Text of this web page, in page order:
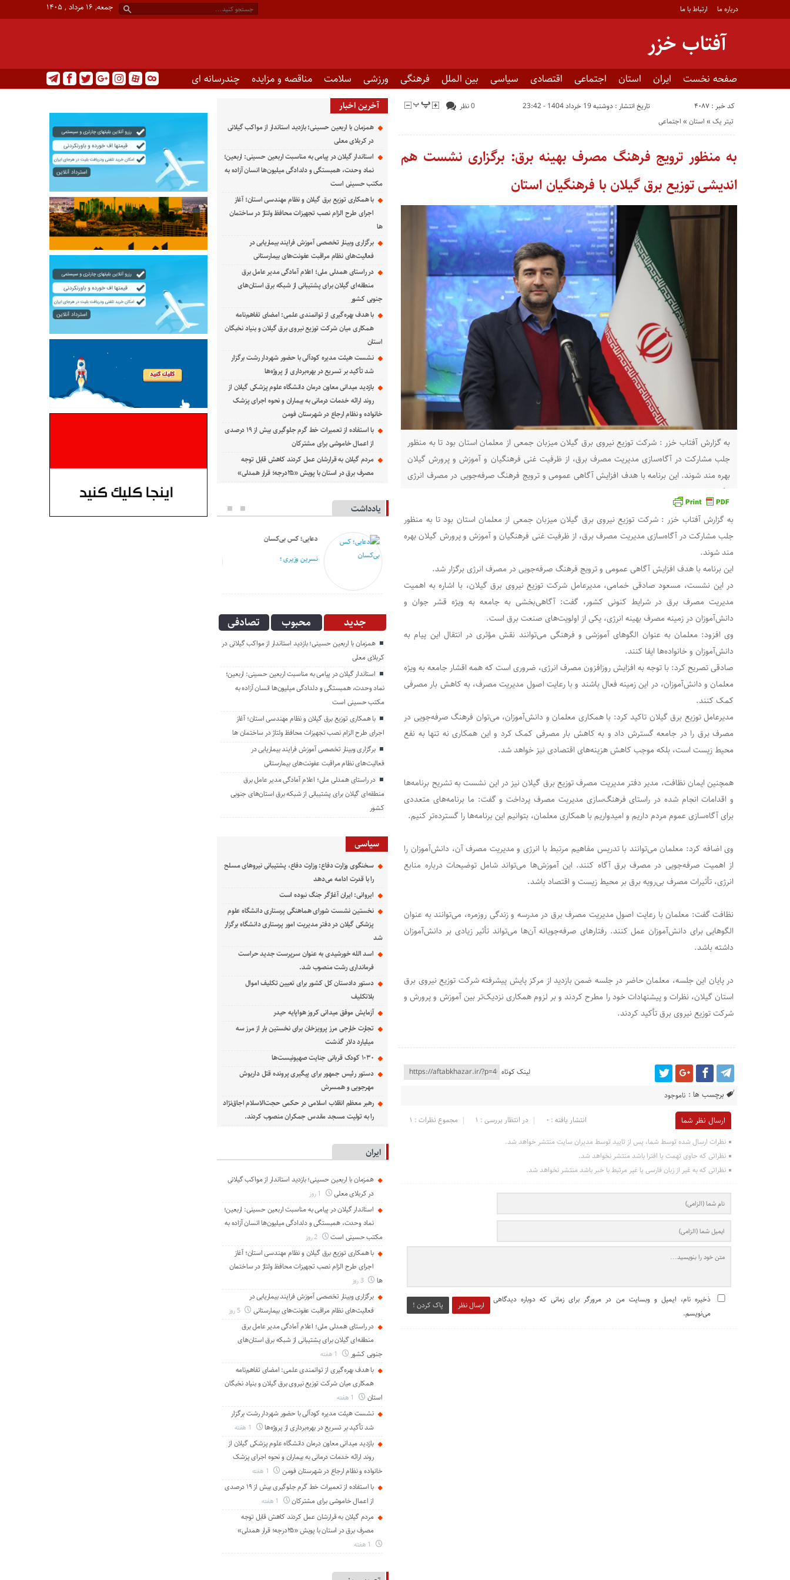
درباره ما ارتباط با ما جمعه, ۱۶ مرداد , ۱۴۰۵
آفتاب خزر
صفحه نخست ایران استان اجتماعی اقتصادی سیاسی بین الملل فرهنگی ورزشی سلامت مناقصه و مزایده چندرسانه ای
کد خبر : 4087 تاریخ انتشار : دوشنبه 19 خرداد 1404 - 23:42
0 نظر
اجتماعی « استان « تیتر یک
به منظور ترویج فرهنگ مصرف بهینه برق: برگزاری نشست هم
اندیشی توزیع برق گیلان با فرهنگیان استان
به گزارش آفتاب خزر : شرکت توزیع نیروی برق گیلان میزبان جمعی از معلمان استان بود تا به منظور
جلب مشارکت در آگاه‌سازی مدیریت مصرف برق، از ظرفیت غنی فرهنگیان و آموزش و پرورش گیلان
بهره مند شوند. این برنامه با هدف افزایش آگاهی عمومی و ترویج فرهنگ صرفه‌جویی در مصرف انرژی
برگزار شد. در
به گزارش آفتاب خزر : شرکت توزیع نیروی برق گیلان میزبان جمعی از معلمان استان بود تا به منظور
جلب مشارکت در آگاه‌سازی مدیریت مصرف برق، از ظرفیت غنی فرهنگیان و آموزش و پرورش گیلان بهره
مند شوند.
این برنامه با هدف افزایش آگاهی عمومی و ترویج فرهنگ صرفه‌جویی در مصرف انرژی برگزار شد.
در این نشست، مسعود صادقی خمامی، مدیرعامل شرکت توزیع نیروی برق گیلان، با اشاره به اهمیت
مدیریت مصرف برق در شرایط کنونی کشور، گفت: آگاهی‌بخشی به جامعه به ویژه قشر جوان و
دانش‌آموزان در زمینه مصرف بهینه انرژی، یکی از اولویت‌های صنعت برق است.
وی افزود: معلمان به عنوان الگوهای آموزشی و فرهنگی می‌توانند نقش مؤثری در انتقال این پیام به
دانش‌آموزان و خانواده‌ها ایفا کنند.
صادقی تصریح کرد: با توجه به افزایش روزافزون مصرف انرژی، ضروری است که همه اقشار جامعه به ویژه
معلمان و دانش‌آموزان، در این زمینه فعال باشند و با رعایت اصول مدیریت مصرف، به کاهش بار مصرفی
کمک کنند.
مدیرعامل توزیع برق گیلان تاکید کرد: با همکاری معلمان و دانش‌آموزان، می‌توان فرهنگ صرفه‌جویی در
مصرف برق را در جامعه گسترش داد و به کاهش بار مصرفی کمک کرد و این همکاری نه تنها به نفع
محیط زیست است، بلکه موجب کاهش هزینه‌های اقتصادی نیز خواهد شد.
همچنین ایمان نظافت، مدیر دفتر مدیریت مصرف توزیع برق گیلان نیز در این نشست به تشریح برنامه‌ها
و اقدامات انجام شده در راستای فرهنگ‌سازی مدیریت مصرف پرداخت و گفت: ما برنامه‌های متعددی
برای آگاه‌سازی عموم مردم داریم و امیدواریم با همکاری معلمان، بتوانیم این برنامه‌ها را گسترده‌تر کنیم.
وی اضافه کرد: معلمان می‌توانند با تدریس مفاهیم مرتبط با انرژی و مدیریت مصرف آن، دانش‌آموزان را
از اهمیت صرفه‌جویی در مصرف برق آگاه کنند. این آموزش‌ها می‌تواند شامل توضیحات درباره منابع
انرژی، تأثیرات مصرف بی‌رویه برق بر محیط زیست و اقتصاد باشد.
نظافت گفت: معلمان با رعایت اصول مدیریت مصرف برق در مدرسه و زندگی روزمره، می‌توانند به عنوان
الگوهایی برای دانش‌آموزان عمل کنند. رفتارهای صرفه‌جویانه آن‌ها می‌تواند تأثیر زیادی بر دانش‌آموزان
داشته باشد.
در پایان این جلسه، معلمان حاضر در جلسه ضمن بازدید از مرکز پایش پیشرفته شرکت توزیع نیروی برق
استان گیلان، نظرات و پیشنهادات خود را مطرح کردند و بر لزوم همکاری نزدیک‌تر بین آموزش و پرورش و
شرکت توزیع نیروی برق تأکید کردند.
لینک کوتاه
برچسب ها : ناموجود
ارسال نظر شما مجموع نظرات : 1 در انتظار بررسی : 1 انتشار یافته : 0
نظرات ارسال شده توسط شما، پس از تایید توسط مدیران سایت منتشر خواهد شد.
نظراتی که حاوی تهمت یا افترا باشد منتشر نخواهد شد.
نظراتی که به غیر از زبان فارسی یا غیر مرتبط با خبر باشد منتشر نخواهد شد.
ارسال نظر پاک کردن !
ذخیره نام، ایمیل و وبسایت من در مرورگر برای زمانی که دوباره دیدگاهی
می‌نویسم.
آخرین اخبار
همزمان با اربعین حسینی؛ بازدید استاندار از مواکب گیلانی
در کربلای معلی
استاندار گیلان در پیامی به مناسبت اربعین حسینی: اربعین؛
نماد وحدت، همبستگی و دلدادگی میلیون‌ها انسان آزاده به
مکتب حسینی است
با همکاری توزیع برق گیلان و نظام مهندسی استان؛ آغاز
اجرای طرح الزام نصب تجهیزات محافظ ولتاژ در ساختمان
ها
برگزاری وبینار تخصصی آموزش فرایند بیماریابی در
فعالیت‌های نظام مراقبت عفونت‌های بیمارستانی
در راستای همدلی ملی؛ اعلام آمادگی مدیر عامل برق
منطقه‌ای گیلان برای پشتیبانی از شبكه برق استان‌های
جنوبی كشور
با هدف بهره‌گیری از توانمندی علمی: امضای تفاهم‌نامه
همكاری میان شركت توزیع نیروی برق گیلان و بنیاد نخبگان
استان
نشست هیئت مدیره کودآلی با حضور شهردار رشت برگزار
شد تأکید بر تسریع در بهره‌برداری از پروژه‌ها
بازدید میدانی معاون درمان دانشگاه علوم پزشکی گیلان از
روند ارائه خدمات درمانی به بیماران و نحوه اجرای پزشک
خانواده و نظام ارجاع در شهرستان فومن
با استفاده از تعمیرات خط گرم جلوگیری بیش از ۱۹ درصدی
از اعمال خاموشی برای مشتركان
مردم گیلان به قرارشان عمل کردند كاهش قابل توجه
مصرف برق در استان با پویش «۲۵درجه؛ قرار همدلی»
یادداشت
دعایی؛ کس بی‌کسان
انگار آش دهن سوزی هم نیست!
دعایی؛ کس بی‌کسان
نسرین وزیری ؛
جدید محبوب تصادفی
همزمان با اربعین حسینی؛ بازدید استاندار از مواکب گیلانی در
کربلای معلی
استاندار گیلان در پیامی به مناسبت اربعین حسینی: اربعین؛
نماد وحدت، همبستگی و دلدادگی میلیون‌ها انسان آزاده به
مکتب حسینی است
با همکاری توزیع برق گیلان و نظام مهندسی استان؛ آغاز
اجرای طرح الزام نصب تجهیزات محافظ ولتاژ در ساختمان ها
برگزاری وبینار تخصصی آموزش فرایند بیماریابی در
فعالیت‌های نظام مراقبت عفونت‌های بیمارستانی
در راستای همدلی ملی؛ اعلام آمادگی مدیر عامل برق
منطقه‌ای گیلان برای پشتیبانی از شبكه برق استان‌های جنوبی
كشور
سیاسی
سخنگوی وزارت دفاع: وزارت دفاع، پشتیبانی نیرو‌های مسلح
را با قدرت ادامه می‌دهد
ایروانی: ایران آغازگر جنگ نبوده است
نخستین نشست شورای هماهنگی پرستاری دانشگاه علوم
پزشکی گیلان در دفتر مدیریت امور پرستاری دانشگاه برگزار
شد
اسد الله خورشیدی به عنوان سرپرست جدید حراست
فرمانداری رشت منصوب شد.
دستور دادستان کل کشور برای تعیین تکلیف اموال
بلاتکلیف
آزمایش موفق میدانی کروز هواپایه حیدر
تجارت خارجی مرز پرویزخان برای نخستین بار از مرز سه
میلیارد دلار گذشت
۱۰۳۰ کودک قربانی جنایت صهیونیست‌ها
دستور رئیس جمهور برای پیگیری پرونده قتل داریوش
مهرجویی و همسرش
رهبر معظم انقلاب اسلامی در حکمی حجت‌الاسلام اجاق‌نژاد
را به تولیت مسجد مقدس جمکران منصوب کردند.
ایران
همزمان با اربعین حسینی؛ بازدید استاندار از مواکب گیلانی
در کربلای معلی
استاندار گیلان در پیامی به مناسبت اربعین حسینی: اربعین؛
نماد وحدت، همبستگی و دلدادگی میلیون‌ها انسان آزاده به
مکتب حسینی است
با همکاری توزیع برق گیلان و نظام مهندسی استان؛ آغاز
اجرای طرح الزام نصب تجهیزات محافظ ولتاژ در ساختمان
ها
3 روز
برگزاری وبینار تخصصی آموزش فرایند بیماریابی در
فعالیت‌های نظام مراقبت عفونت‌های بیمارستانی
5 روز
در راستای همدلی ملی؛ اعلام آمادگی مدیر عامل برق
منطقه‌ای گیلان برای پشتیبانی از شبكه برق استان‌های
جنوبی كشور
با هدف بهره‌گیری از توانمندی علمی: امضای تفاهم‌نامه
همكاری میان شركت توزیع نیروی برق گیلان و بنیاد نخبگان
استان
نشست هیئت مدیره کودآلی با حضور شهردار رشت برگزار
شد تأکید بر تسریع در بهره‌برداری از پروژه‌ها
بازدید میدانی معاون درمان دانشگاه علوم پزشکی گیلان از
روند ارائه خدمات درمانی به بیماران و نحوه اجرای پزشک
خانواده و نظام ارجاع در شهرستان فومن
با استفاده از تعمیرات خط گرم جلوگیری بیش از ۱۹ درصدی
از اعمال خاموشی برای مشتركان
مردم گیلان به قرارشان عمل کردند كاهش قابل توجه
مصرف برق در استان با پویش «۲۵درجه؛ قرار همدلی»